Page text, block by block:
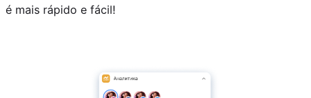
é mais rápido e fácil!